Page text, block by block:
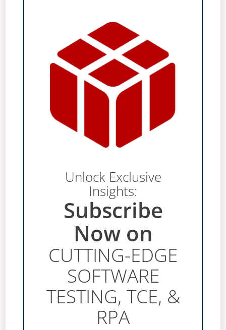
Unlock Exclusive
Insights:
Subscribe
Now on
CUTTING-EDGE
SOFTWARE
TESTING, TCE, &
RPA